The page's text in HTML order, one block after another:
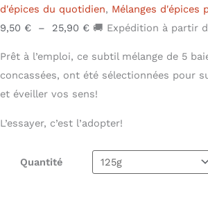
d'épices du quotidien, Mélanges d'épices
9,50 € – 25,90 € 🚚 Expédition à partir
Prêt à l’emploi, ce subtil mélange de 5
concassées, ont été sélectionnées pour
et éveiller vos sens!
L’essayer, c’est l’adopter!
Quantité